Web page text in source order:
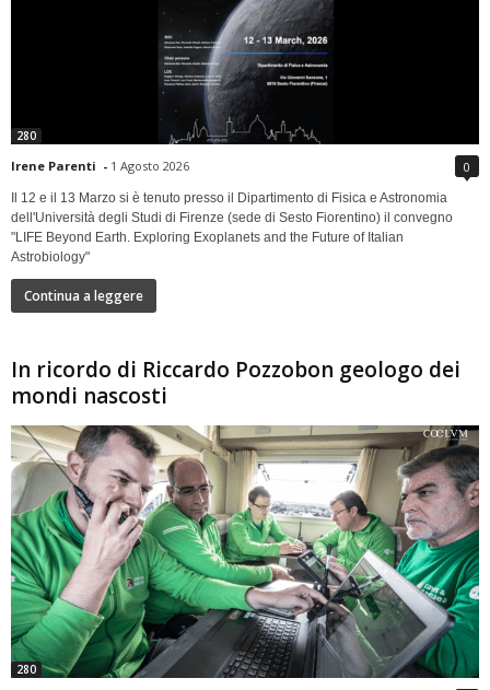
280
Irene Parenti - 1 Agosto 2026 0
Il 12 e il 13 Marzo si è tenuto presso il Dipartimento di Fisica e Astronomia
dell'Università degli Studi di Firenze (sede di Sesto Fiorentino) il convegno
"LIFE Beyond Earth. Exploring Exoplanets and the Future of Italian
Astrobiology"
Continua a leggere
In ricordo di Riccardo Pozzobon geologo dei
mondi nascosti
280